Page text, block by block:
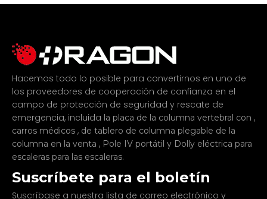
Hacemos todo lo posible para convertirnos en uno de
los proveedores de cooperación de confianza en el
campo de protección de seguridad y rescate de
emergencia, incluida la placa de la columna vertebral con ,
carros médicos , de tablero de columna plegable de la
columna en la venta , Pole IV portátil y Dolly eléctrica para
escaleras para las escaleras.
Suscríbete para el boletín
Suscríbase a nuestra lista de correo electrónico y